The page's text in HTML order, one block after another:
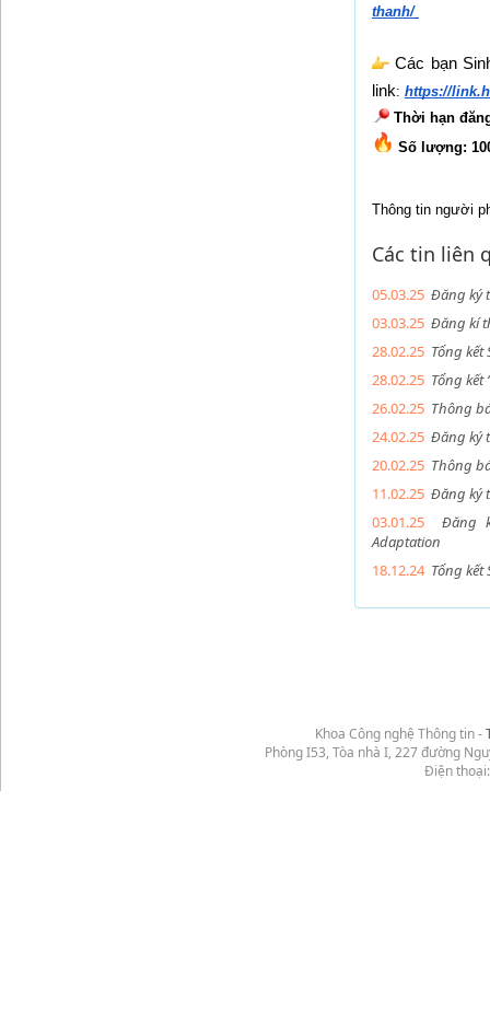
thanh/
Các bạn
link: https://
Thời hạn
Số lượng:
Thông tin người
Các tin liên
05.03.25 Đăng ký
03.03.25 Đăng kí
28.02.25 Tổng
28.02.25 Tổng kết
26.02.25 Thông
24.02.25 Đăng ký
20.02.25 Thông
11.02.25 Đăng ký
03.01.25
Đăng
Adaptation
18.12.24 Tổng kết
Khoa Công nghệ Thông tin -
Phòng I53, Tòa nhà I, 227 đường
Điện